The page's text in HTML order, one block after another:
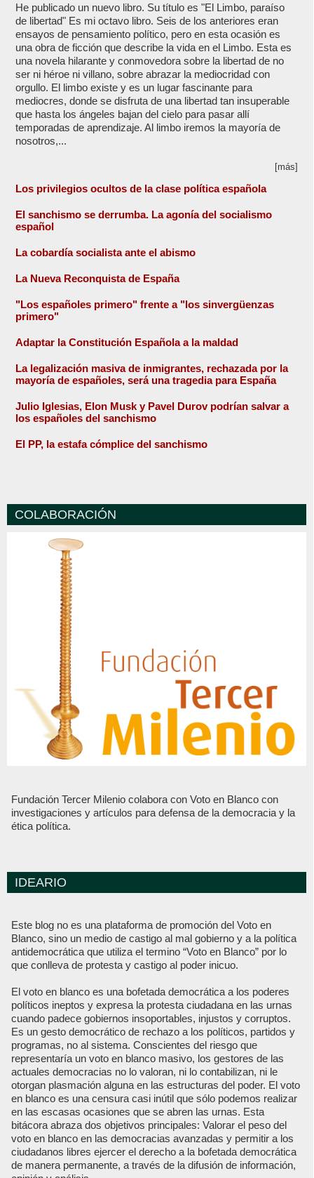
He publicado un nuevo libro. Su título es "El Limbo, paraíso
de libertad" Es mi octavo libro. Seis de los anteriores eran
ensayos de pensamiento político, pero en esta ocasión es
una obra de ficción que describe la vida en el Limbo. Esta es
una novela hilarante y conmovedora sobre la libertad de no
ser ni héroe ni villano, sobre abrazar la mediocridad con
orgullo. El limbo existe y es un lugar fascinante para
mediocres, donde se disfruta de una libertad tan insuperable
que hasta los ángeles bajan del cielo para pasar allí
temporadas de aprendizaje. Al limbo iremos la mayoría de
nosotros,...
[más]
Los privilegios ocultos de la clase política española
El sanchismo se derrumba. La agonía del socialismo
español
La cobardía socialista ante el abismo
La Nueva Reconquista de España
"Los españoles primero" frente a "los sinvergüenzas
primero"
Adaptar la Constitución Española a la maldad
La legalización masiva de inmigrantes, rechazada por la
mayoría de españoles, será una tragedia para España
Julio Iglesias, Elon Musk y Pavel Durov podrían salvar a
los españoles del sanchismo
El PP, la estafa cómplice del sanchismo
COLABORACIÓN
Fundación Tercer Milenio colabora con Voto en Blanco con
investigaciones y artículos para defensa de la democracia y la
ética política.
IDEARIO
Este blog no es una plataforma de promoción del Voto en
Blanco, sino un medio de castigo al mal gobierno y a la política
antidemocrática que utiliza el termino “Voto en Blanco” por lo
que conlleva de protesta y castigo al poder inicuo.
El voto en blanco es una bofetada democrática a los poderes
políticos ineptos y expresa la protesta ciudadana en las urnas
cuando padece gobiernos insoportables, injustos y corruptos.
Es un gesto democrático de rechazo a los políticos, partidos y
programas, no al sistema. Conscientes del riesgo que
representaría un voto en blanco masivo, los gestores de las
actuales democracias no lo valoran, ni lo contabilizan, ni le
otorgan plasmación alguna en las estructuras del poder. El voto
en blanco es una censura casi inútil que sólo podemos realizar
en las escasas ocasiones que se abren las urnas. Esta
bitácora abraza dos objetivos principales: Valorar el peso del
voto en blanco en las democracias avanzadas y permitir a los
ciudadanos libres ejercer el derecho a la bofetada democrática
de manera permanente, a través de la difusión de información,